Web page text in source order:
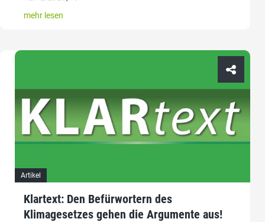
mehr lesen
Artikel
Klartext: Den Befürwortern des
Klimagesetzes gehen die Argumente aus!